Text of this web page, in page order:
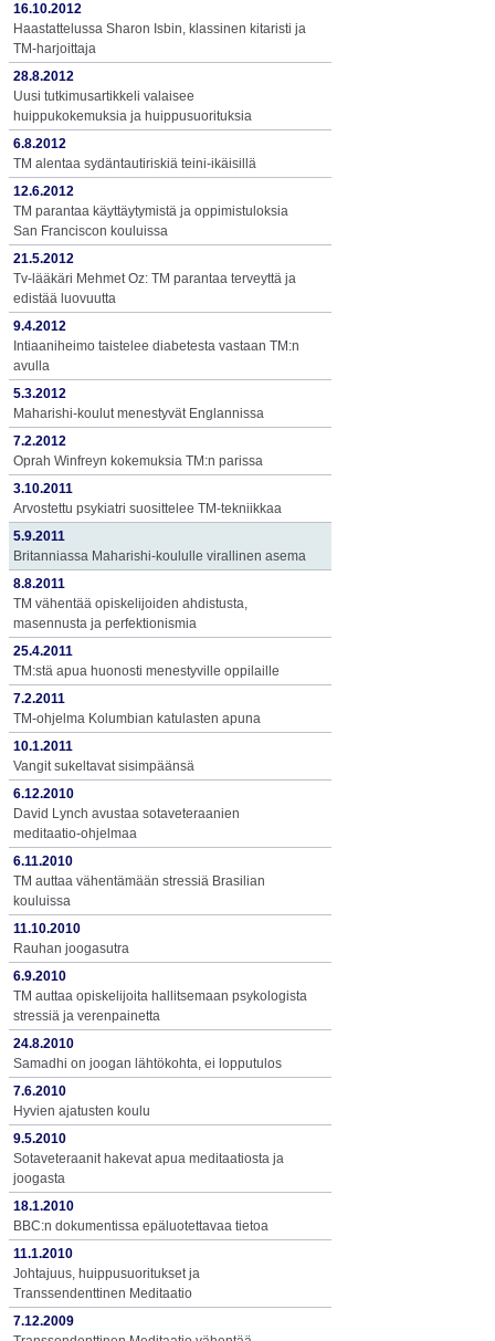
16.10.2012
Haastattelussa Sharon Isbin, klassinen kitaristi ja
TM-harjoittaja
28.8.2012
Uusi tutkimusartikkeli valaisee
huippukokemuksia ja huippusuorituksia
6.8.2012
TM alentaa sydäntautiriskiä teini-ikäisillä
12.6.2012
TM parantaa käyttäytymistä ja oppimistuloksia
San Franciscon kouluissa
21.5.2012
Tv-lääkäri Mehmet Oz: TM parantaa terveyttä ja
edistää luovuutta
9.4.2012
Intiaaniheimo taistelee diabetesta vastaan TM:n
avulla
5.3.2012
Maharishi-koulut menestyvät Englannissa
7.2.2012
Oprah Winfreyn kokemuksia TM:n parissa
3.10.2011
Arvostettu psykiatri suosittelee TM-tekniikkaa
5.9.2011
Britanniassa Maharishi-koululle virallinen asema
8.8.2011
TM vähentää opiskelijoiden ahdistusta,
masennusta ja perfektionismia
25.4.2011
TM:stä apua huonosti menestyville oppilaille
7.2.2011
TM-ohjelma Kolumbian katulasten apuna
10.1.2011
Vangit sukeltavat sisimpäänsä
6.12.2010
David Lynch avustaa sotaveteraanien
meditaatio-ohjelmaa
6.11.2010
TM auttaa vähentämään stressiä Brasilian
kouluissa
11.10.2010
Rauhan joogasutra
6.9.2010
TM auttaa opiskelijoita hallitsemaan psykologista
stressiä ja verenpainetta
24.8.2010
Samadhi on joogan lähtökohta, ei lopputulos
7.6.2010
Hyvien ajatusten koulu
9.5.2010
Sotaveteraanit hakevat apua meditaatiosta ja
joogasta
18.1.2010
BBC:n dokumentissa epäluotettavaa tietoa
11.1.2010
Johtajuus, huippusuoritukset ja
Transsendenttinen Meditaatio
7.12.2009